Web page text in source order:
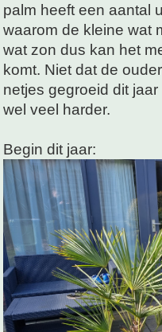
palm heeft een aantal
waarom de kleine wat
wat zon dus kan het
komt. Niet dat de
netjes gegroeid dit
wel veel harder.
Begin dit jaar: